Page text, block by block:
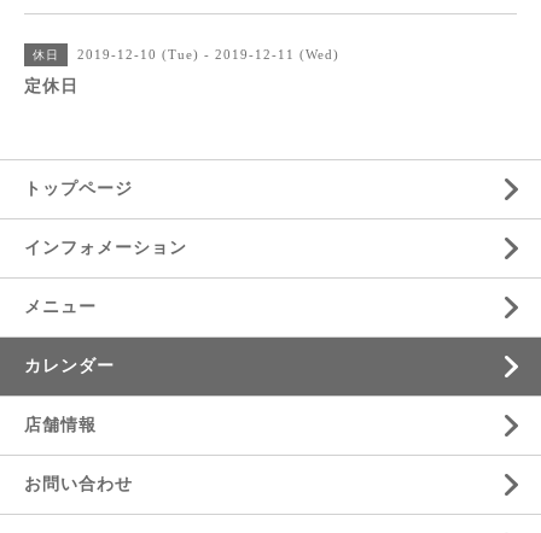
休日 2019-12-10 (Tue) - 2019-12-11 (Wed)
定休日
トップページ
インフォメーション
メニュー
カレンダー
店舗情報
お問い合わせ